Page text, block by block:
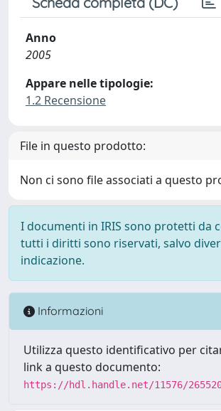
Anno
2005
Appare nelle tipologie:
1.2 Recensione
File in questo prodotto:
Non ci sono file associati a questo
I documenti in IRIS sono protetti da
tutti i diritti sono riservati, salvo
indicazione.
Informazioni
Utilizza questo identificativo per
link a questo documento:
https://hdl.handle.net/11576/